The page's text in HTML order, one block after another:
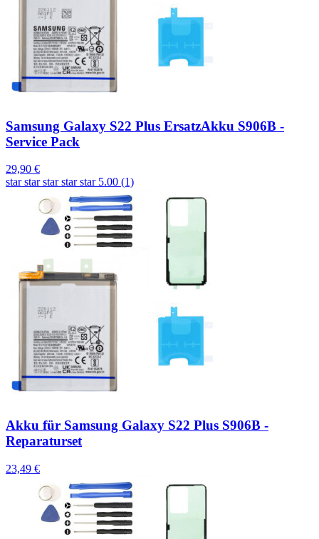
Samsung Galaxy S22 Plus ErsatzAkku S906B -
Service Pack
29,90 €
star star star star star 5.00 (1)
Akku für Samsung Galaxy S22 Plus S906B -
Reparaturset
23,49 €